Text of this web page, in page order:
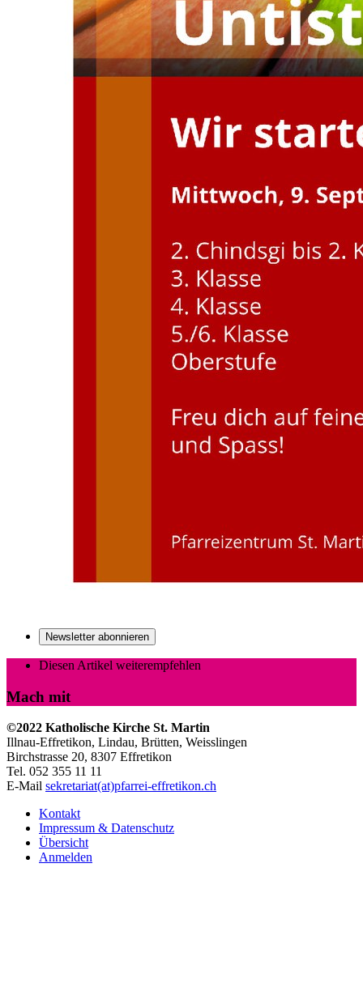
Newsletter abonnieren
Diesen Artikel weiterempfehlen
Mach mit
©2022 Katholische Kirche St. Martin
Illnau-Effretikon, Lindau, Brütten, Weisslingen
Birchstrasse 20, 8307 Effretikon
Tel. 052 355 11 11
E-Mail sekretariat(at)pfarrei-effretikon.ch
Kontakt
Impressum & Datenschutz
Übersicht
Anmelden